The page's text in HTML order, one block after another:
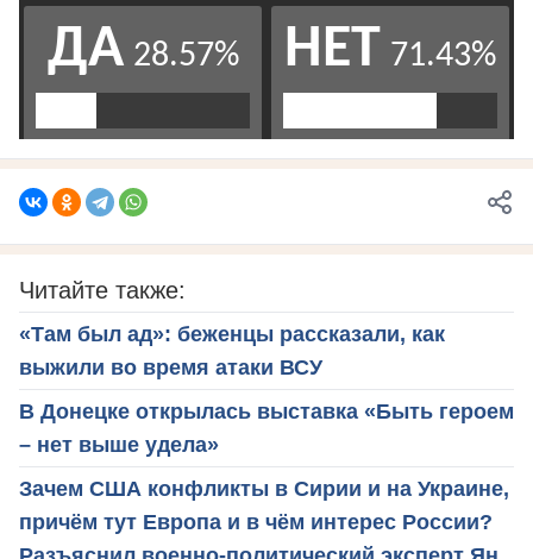
Читайте также:
«Там был ад»: беженцы рассказали, как
выжили во время атаки ВСУ
В Донецке открылась выставка «Быть героем
– нет выше удела»
Зачем США конфликты в Сирии и на Украине,
причём тут Европа и в чём интерес России?